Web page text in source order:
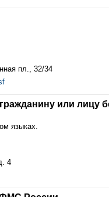
пл., 32/34
или
языках.
4